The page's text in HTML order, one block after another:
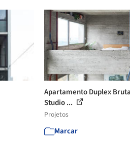
Apartamento Duplex
Studio ...
Projetos
Marcar